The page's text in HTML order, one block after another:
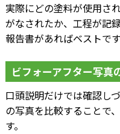
実際にどの塗料が使用さ
がなされたか、工程が記
報告書があればベストです
ビフォーアフター写真
口頭説明だけでは確認し
の写真を比較することで
す。